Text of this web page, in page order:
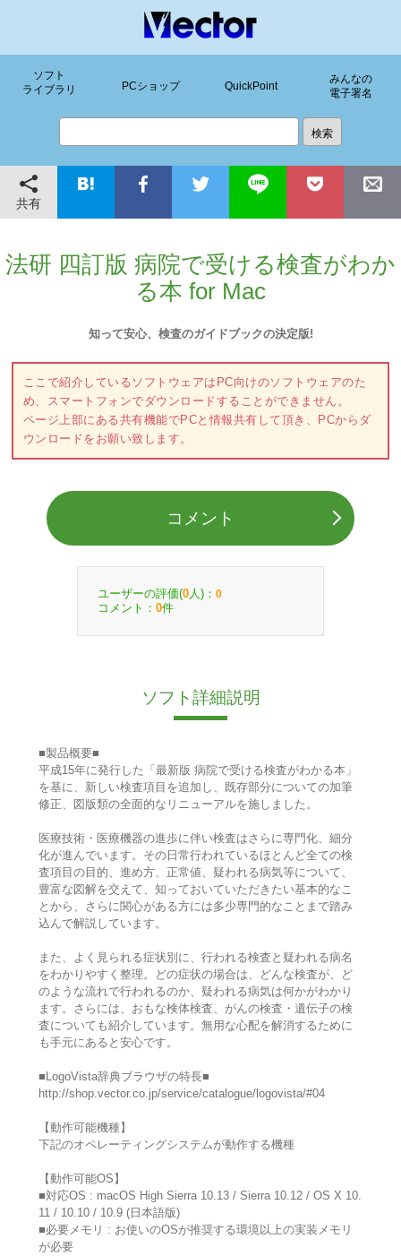
ソフト
ライブラリ
PCショップ QuickPoint
みんなの
電子署名
共有
法研 四訂版 病院で受ける検査がわか
る本 for Mac
知って安心、検査のガイドブックの決定版!
ここで紹介しているソフトウェアはPC向けのソフトウェアのた
め、スマートフォンでダウンロードすることができません。
ページ上部にある共有機能でPCと情報共有して頂き、PCからダ
ウンロードをお願い致します。
コメント
ユーザーの評価(0 人)： 0
コメント： 0件
ソフト詳細説明
■製品概要■
平成15年に発行した「最新版 病院で受ける検査がわかる本」
を基に、新しい検査項目を追加し、既存部分についての加筆
修正、図版類の全面的なリニューアルを施しました。
医療技術・医療機器の進歩に伴い検査はさらに専門化、細分
化が進んでいます。その日常行われているほとんど全ての検
査項目の目的、進め方、正常値、疑われる病気等について、
豊富な図解を交えて、知っておいていただきたい基本的なこ
とから、さらに関心がある方には多少専門的なことまで踏み
込んで解説しています。
また、よく見られる症状別に、行われる検査と疑われる病名
をわかりやすく整理。どの症状の場合は、どんな検査が、ど
のような流れで行われるのか、疑われる病気は何かがわかり
ます。さらには、おもな検体検査、がんの検査・遺伝子の検
査についても紹介しています。無用な心配を解消するために
も手元にあると安心です。
■LogoVista辞典ブラウザの特長■
http://shop.vector.co.jp/service/catalogue/logovista/#04
【動作可能機種】
下記のオペレーティングシステムが動作する機種
【動作可能OS】
■対応OS : macOS High Sierra 10.13 / Sierra 10.12 / OS X 10.
11 / 10.10 / 10.9 (日本語版)
■必要メモリ : お使いのOSが推奨する環境以上の実装メモリ
が必要